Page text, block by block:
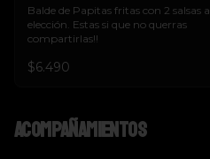
Balde de Papitas fritas con 2 salsas a
elección. Estas si que no querras
compartirlas!!
$6.490
Acompañamientos